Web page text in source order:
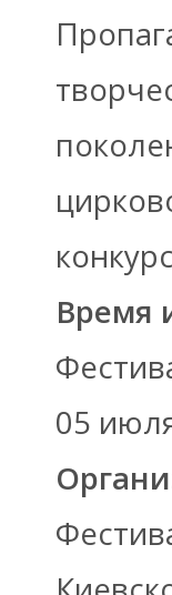
Время
05